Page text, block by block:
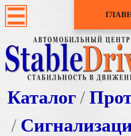
Каталог